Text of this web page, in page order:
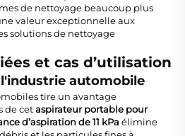
de nettoyage beaucoup plus
valeur exceptionnelle aux
solutions de nettoyage
et cas d’utilisation
automobile
tire un avantage
de cetaspirateur portable pour
d’aspiration de 11 kPa élimine